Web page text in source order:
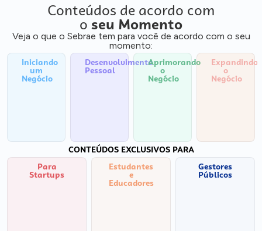
Conteúdos de acordo com
o seu Momento
Veja o que o Sebrae tem para você de acordo com o seu
momento:
Iniciando
um
Negócio
Desenvolvimento
Pessoal
Aprimorando
o
Negócio
Expandindo
o
Negócio
CONTEÚDOS EXCLUSIVOS PARA
Para
Startups
Estudantes
e
Educadores
Gestores
Públicos